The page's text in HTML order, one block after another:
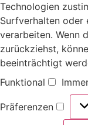
Technologien
Surfverhalten oder
verarbeiten. Wenn
zurückziehst,
beeinträchtigt
Funktional
Präferenzen